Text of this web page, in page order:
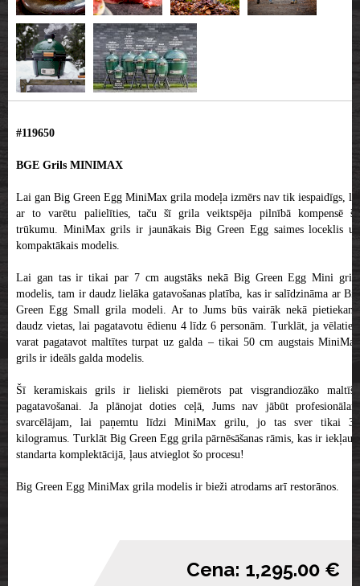
#119650
BGE Grils MINIMAX
Lai gan Big Green Egg MiniMax grila modeļa izmērs nav tik iespaidīgs, lai
ar to varētu palielīties, taču šī grila veiktspēja pilnībā kompensē šo
trūkumu. MiniMax grils ir jaunākais Big Green Egg saimes loceklis un
kompaktākais modelis.
Lai gan tas ir tikai par 7 cm augstāks nekā Big Green Egg Mini grila
modelis, tam ir daudz lielāka gatavošanas platība, kas ir salīdzināma ar Big
Green Egg Small grila modeli. Ar to Jums būs vairāk nekā pietiekami
daudz vietas, lai pagatavotu ēdienu 4 līdz 6 personām. Turklāt, ja vēlaties,
varat pagatavot maltītes turpat uz galda – tikai 50 cm augstais MiniMax
grils ir ideāls galda modelis.
Šī keramiskais grils ir lieliski piemērots pat visgrandiozāko maltīšu
pagatavošanai. Ja plānojat doties ceļā, Jums nav jābūt profesionālam
svarcēlājam, lai paņemtu līdzi MiniMax grilu, jo tas sver tikai 35
kilogramus. Turklāt Big Green Egg grila pārnēsāšanas rāmis, kas ir iekļauts
standarta komplektācijā, ļaus atvieglot šo procesu!
Big Green Egg MiniMax grila modelis ir bieži atrodams arī restorānos.
Cena: 1,295.00 €